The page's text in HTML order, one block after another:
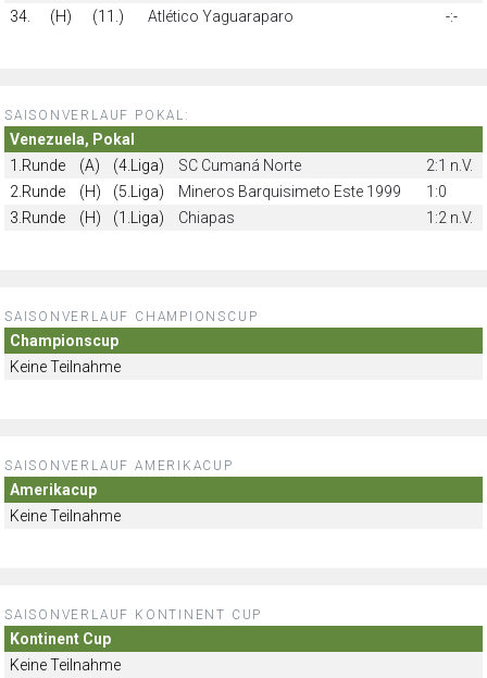
34.
(H) (11.) Atlético Yaguaraparo -:-
SAISONVERLAUF POKAL:
Venezuela, Pokal
1.Runde
(A) (4.Liga) SC Cumaná Norte
2:1 n.V.
2.Runde
(H) (5.Liga) Mineros Barquisimeto Este 1999
1:0
3.Runde
(H) (1.Liga) Chiapas 1:2 n.V.
SAISONVERLAUF CHAMPIONSCUP
Championscup
Keine Teilnahme
SAISONVERLAUF AMERIKACUP
Amerikacup
Keine Teilnahme
SAISONVERLAUF KONTINENT CUP
Kontinent Cup
Keine Teilnahme